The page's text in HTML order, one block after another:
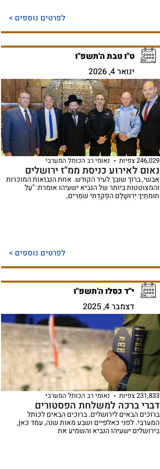
לפרטים נוספים >
ט"ו טבת ה'תשפ"ו
ינואר 4, 2026
246,029 צפיות נאומי רב הכותל המערבי
נאום לאירוע כניסת ממ"ז ירושלים
אבשי, ברוך שובך לעיר הקודש. אחת הנבואות המוכרות
והמצוטטות ביותר של הנביא ישעיהו אומרת: "עַל
חוֹמֹתַיִךְ יְרוּשָׁלַ‍ִם הִפְקַדְתִּי שֹׁמְרִים,
לפרטים נוספים >
י"ד כסלו ה'תשפ"ו
דצמבר 4, 2025
231,833 צפיות נאומי רב הכותל המערבי
דברי ברכה למשלחת הפסטורים
ברוכים הבאים לירושלים. ברוכים הבאים לכותל
המערבי. לפני כאלפיים ושבע מאות שנה, עמד כאן,
בירושלים ישעיהו הנביא והשמיע את